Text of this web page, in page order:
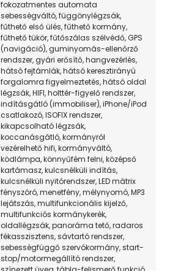
fokozatmentes automata
sebességváltó, függönylégzsák,
fűthető első ülés, fűthető kormány,
fűthető tükör, fűtőszálas szélvédő, GPS
(navigáció), guminyomás-ellenőrző
rendszer, gyári erősítő, hangvezérlés,
hátsó fejtámlák, hátsó keresztirányú
forgalomra figyelmeztetés, hátsó oldal
légzsák, HIFI, holttér-figyelő rendszer,
indításgátló (immobiliser), iPhone/iPod
csatlakozó, ISOFIX rendszer,
kikapcsolható légzsák,
koccanásgátló, kormányról
vezérelhető hifi, kormányváltó,
ködlámpa, könnyűfém felni, középső
kartámasz, kulcsnélküli indítás,
kulcsnélküli nyitórendszer, LED mátrix
fényszóró, menetfény, mélynyomó, MP3
lejátszás, multifunkcionális kijelző,
multifunkciós kormánykerék,
oldallégzsák, panoráma tető, radaros
fékasszisztens, sávtartó rendszer,
sebességfüggő szervókormány, start-
stop/motormegállító rendszer,